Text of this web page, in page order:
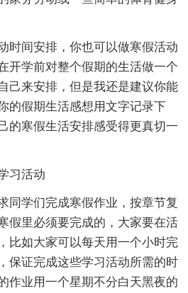
时间安排，你也可以做寒假活动
开学前对整个假期的生活做一个
己来安排，但是我还是建议你能
的假期生活感想用文字记录下
的寒假生活安排感受得更真切一
习活动
同学们完成寒假作业，按章节复
假里必须要完成的，大家要在活
比如大家可以每天用一个小时完
保证完成这些学习活动所需的时
作业用一个星期不分白天黑夜的